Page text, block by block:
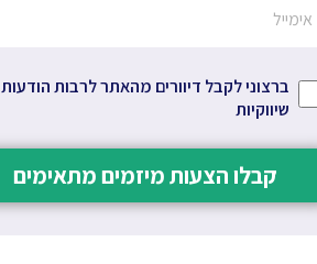
ברצוני לקבל דיוורים מהאתר לרבות הודעות
שיווקיות
קבלו הצעות מיזמים מתאימים